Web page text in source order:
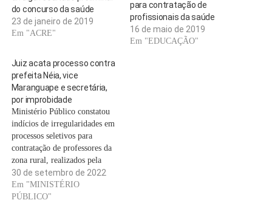
do concurso da saúde
23 de janeiro de 2019
Em "ACRE"
para contratação de
profissionais da saúde
16 de maio de 2019
Em "EDUCAÇÃO"
Juiz acata processo contra
prefeita Néia, vice
Maranguape e secretária,
por improbidade
Ministério Público constatou
indícios de irregularidades em
processos seletivos para
contratação de professores da
zona rural, realizados pela
secretaria municipal de
educação. juiz da Comarca de
Tarauacá, Guilherme
30 de setembro de 2022
Em "MINISTÉRIO
PÚBLICO"